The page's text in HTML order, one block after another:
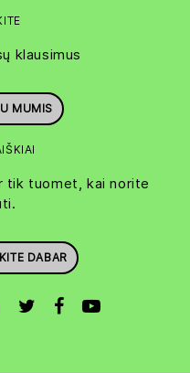
klausimus
MUMIS
tik tuomet, kai norite
DABAR